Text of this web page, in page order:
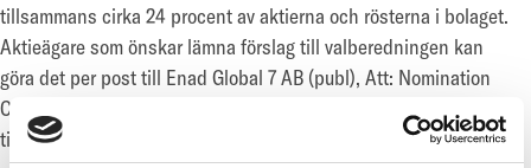
tillsammans cirka 24 procent av aktierna och rösterna i bolaget.
Aktieägare som önskar lämna förslag till valberedningen kan
göra det per post till Enad Global 7 AB (publ), Att: Nomination
Committee, Sveavägen 17, 5tr, 111 57 Stockholm eller per e-post
till ir@enadglobal7.com senast den 1 mars 2025.